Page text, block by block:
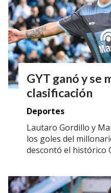
GYT ganó y se
clasificación
Deportes
Lautaro Gordillo y
los goles del
descontó el histórico